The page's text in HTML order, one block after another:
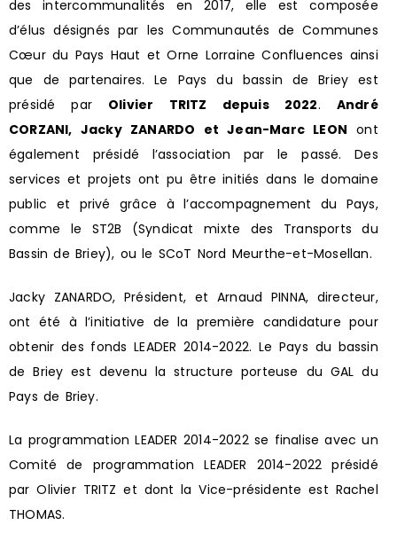
des intercommunalités en 2017, elle est composée
d’élus désignés par les Communautés de Communes
Cœur du Pays Haut et Orne Lorraine Confluences ainsi
que de partenaires. Le Pays du bassin de Briey est
présidé par Olivier TRITZ depuis 2022. André
CORZANI, Jacky ZANARDO et Jean-Marc LEON ont
également présidé l’association par le passé. Des
services et projets ont pu être initiés dans le domaine
public et privé grâce à l’accompagnement du Pays,
comme le ST2B (Syndicat mixte des Transports du
Bassin de Briey), ou le SCoT Nord Meurthe-et-Mosellan.
Jacky ZANARDO, Président, et Arnaud PINNA, directeur,
ont été à l’initiative de la première candidature pour
obtenir des fonds LEADER 2014-2022. Le Pays du bassin
de Briey est devenu la structure porteuse du GAL du
Pays de Briey.
La programmation LEADER 2014-2022 se finalise avec un
Comité de programmation LEADER 2014-2022 présidé
par Olivier TRITZ et dont la Vice-présidente est Rachel
THOMAS.